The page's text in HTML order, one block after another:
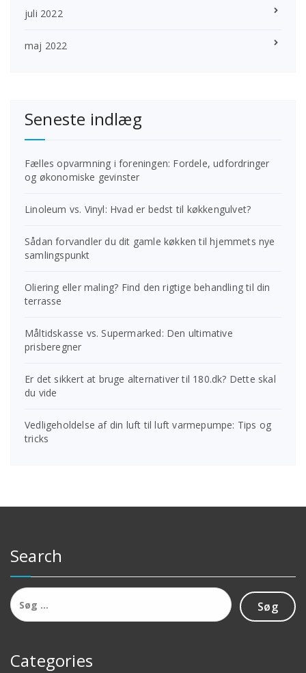
juli 2022
maj 2022
Seneste indlæg
Fælles opvarmning i foreningen: Fordele, udfordringer
og økonomiske gevinster
Linoleum vs. Vinyl: Hvad er bedst til køkkengulvet?
Sådan forvandler du dit gamle køkken til hjemmets nye
samlingspunkt
Oliering eller maling? Find den rigtige behandling til din
terrasse
Måltidskasse vs. Supermarked: Den ultimative
prisberegner
Er det sikkert at bruge alternativer til 180.dk? Dette skal
du vide
Vedligeholdelse af din luft til luft varmepumpe: Tips og
tricks
Search
Søg
efter:
Categories